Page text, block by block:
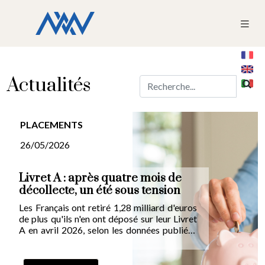
Actualités
PLACEMENTS
26/05/2026
Livret A : après quatre mois de
décollecte, un été sous tension
Les Français ont retiré 1,28 milliard d'euros
de plus qu'ils n'en ont déposé sur leur Livret
A en avril 2026, selon les données publiées
par la Caisse des Dépôts. C'est le pire mois
d'avril enregistré depuis le début de la série